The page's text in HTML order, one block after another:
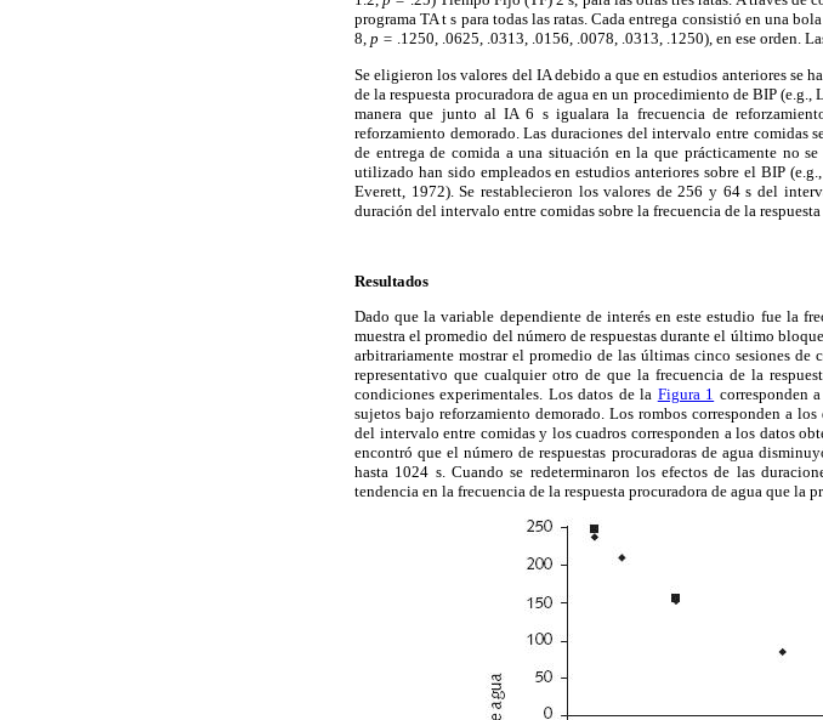
programa TA t s para todas las ratas. Cada entrega consistió en una
8, p = .1250, .0625, .0313, .0156, .0078, .0313, .1250), en ese orden.
Se eligieron los valores del IA debido a que en estudios anteriores se
de la respuesta procuradora de agua en un procedimiento de BIP
manera que junto al IA 6 s igualara la frecuencia de
reforzamiento demorado. Las duraciones del intervalo entre
de entrega de comida a una situación en la que prácticamente no
utilizado han sido empleados en estudios anteriores sobre el BIP
Everett, 1972). Se restablecieron los valores de 256 y 64 s del
duración del intervalo entre comidas sobre la frecuencia de la respuesta
Resultados
Dado que la variable dependiente de interés en este estudio fue la
muestra el promedio del número de respuestas durante el último
arbitrariamente mostrar el promedio de las últimas cinco sesiones
representativo que cualquier otro de que la frecuencia de la
condiciones experimentales. Los datos de la Figura 1 corresponden
sujetos bajo reforzamiento demorado. Los rombos corresponden a
del intervalo entre comidas y los cuadros corresponden a los datos
encontró que el número de respuestas procuradoras de agua
hasta 1024 s. Cuando se redeterminaron los efectos de las
tendencia en la frecuencia de la respuesta procuradora de agua que la